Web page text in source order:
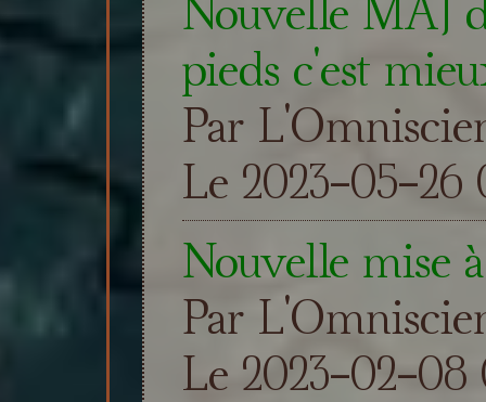
Nouvelle MAJ
pieds c'est
Par
Le 2023-05-26
Nouvelle mise
Par
Le 2023-02-08